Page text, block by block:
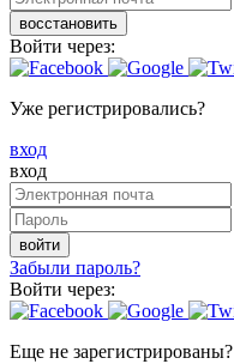
восстановить
Войти через:
Уже регистрировались?
вход
вход
войти
Забыли пароль?
Войти через:
Еще не зарегистрированы?